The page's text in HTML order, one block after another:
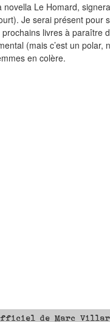
novella Le Homard,
Je serai présent pour
livres à paraître
(mais c’est un
en colère.
officiel de Marc